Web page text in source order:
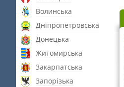
Волинська
Дніпропетровська
Донецька
Житомирська
Закарпатська
Запорізька